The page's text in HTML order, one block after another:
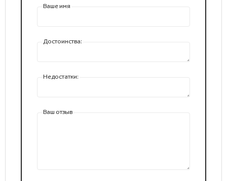
Ваше имя
Достоинства:
Недостатки:
Ваш отзыв